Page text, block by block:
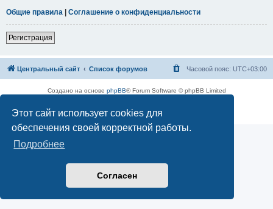
Этот сайт использует cookies для
обеспечения своей корректной работы.
Подробнее
Согласен
Общие правила | Соглашение о конфиденциальности
Регистрация
Центральный сайт Список форумов Часовой пояс: UTC+03:00
Создано на основе phpBB® Forum Software © phpBB Limited
Конфиденциальность|Правила